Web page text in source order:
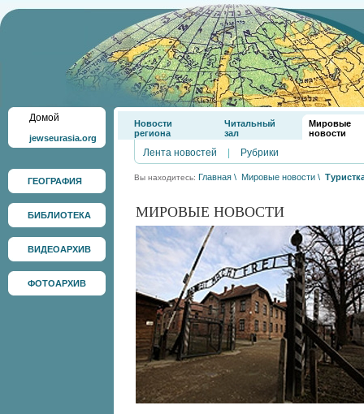
Домой
jewseurasia.org
ГЕОГРАФИЯ
БИБЛИОТЕКА
ВИДЕОАРХИВ
ФОТОАРХИВ
Новости
региона
Читальный
зал
Мировые
новости
Лента новостей Рубрики
Вы находитесь: Главная \ Мировые новости \
МИРОВЫЕ НОВОСТИ